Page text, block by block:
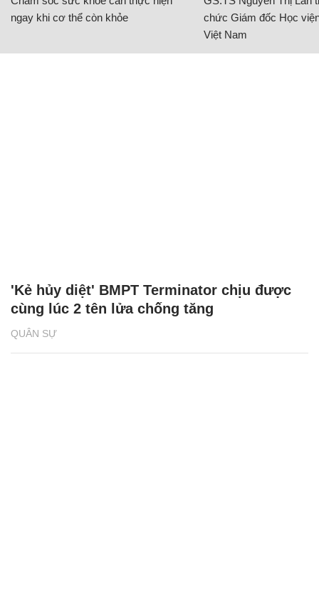
ngay khi cơ thể còn khỏe
chức Giám đốc Học
Việt Nam
QUÂN SỰ
'Kẻ hủy diệt' BMPT Terminator chịu được
cùng lúc 2 tên lửa chống tăng